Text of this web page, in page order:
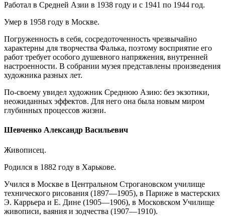
Работал в Средней Азии в 1938 году и с 1941 по 1944 год.
Умер в 1958 году в Москве.
Погруженность в себя, сосредоточенность чрезвычайно
характерны для творчества Фалька, поэтому восприятие его
работ требует особого душевного напряжения, внутренней
настроенности. В собрании музея представлены произведения
художника разных лет.
По-своему увидел художник Среднюю Азию: без экзотики,
неожиданных эффектов. Для него она была новым миром
глубинных процессов жизни.
Шевченко Александр Васильевич
Живописец.
Родился в 1882 году в Харькове.
Учился в Москве в Центральном Строгановском училище
технического рисования (1897—1905), в Париже в мастерских
Э. Каррьера и Е. Дине (1905—1906), в Московском Училище
живописи, ваяния и зодчества (1907—1910).